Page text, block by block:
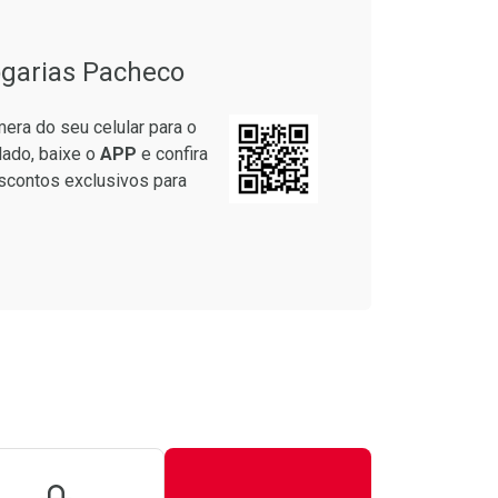
Pacheco
do seu celular para o
baixe o APP e confira
exclusivos para